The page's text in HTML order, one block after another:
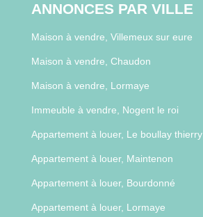
ANNONCES PAR VILLE
Maison à vendre, Villemeux sur eure
Maison à vendre, Chaudon
Maison à vendre, Lormaye
Immeuble à vendre, Nogent le roi
Appartement à louer, Le boullay thierry
Appartement à louer, Maintenon
Appartement à louer, Bourdonné
Appartement à louer, Lormaye